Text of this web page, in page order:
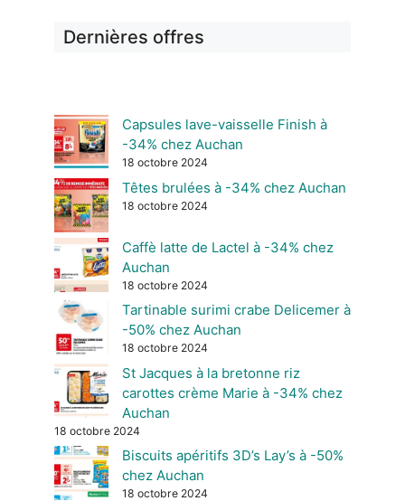
Dernières offres
Capsules lave-vaisselle Finish à
-34% chez Auchan
18 octobre 2024
Têtes brulées à -34% chez Auchan
18 octobre 2024
Caffè latte de Lactel à -34% chez
Auchan
18 octobre 2024
Tartinable surimi crabe Delicemer à
-50% chez Auchan
18 octobre 2024
St Jacques à la bretonne riz
carottes crème Marie à -34% chez
Auchan
18 octobre 2024
Biscuits apéritifs 3D’s Lay’s à -50%
chez Auchan
18 octobre 2024